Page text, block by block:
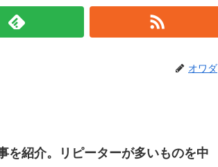
オワダ
を紹介。リピーターが多いものを中